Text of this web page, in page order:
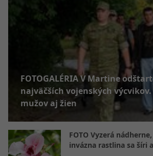
FOTOGALÉRIA V Martine
najväčších vojenských
mužov aj žien
FOTO Vyzerá
invázna rastlina sa šíri